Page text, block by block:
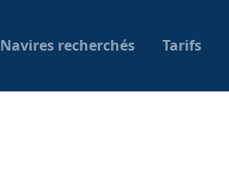
Navires recherchés Tarifs